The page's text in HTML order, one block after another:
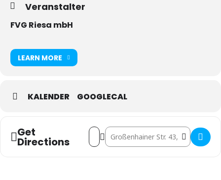
Veranstalter
FVG Riesa mbH
LEARN MORE
KALENDER GOOGLECAL
Get
Directions
Address - Tanztee · Oldiedisko []
Destination Address - Tanztee ·